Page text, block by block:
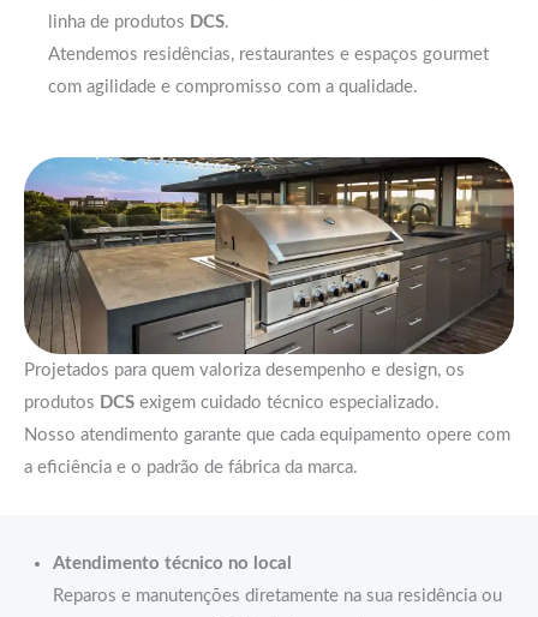
linha de produtos DCS.
Atendemos residências, restaurantes e espaços gourmet
com agilidade e compromisso com a qualidade.
Projetados para quem valoriza desempenho e design, os
produtos DCS exigem cuidado técnico especializado.
Nosso atendimento garante que cada equipamento opere com
a eficiência e o padrão de fábrica da marca.
Atendimento técnico no local
Reparos e manutenções diretamente na sua residência ou